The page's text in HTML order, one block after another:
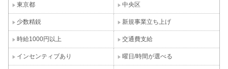
東京都 中央区
少数精鋭 新規事業立ち上げ
時給1000円以上 交通費支給
インセンティブあり 曜日/時間が選べる